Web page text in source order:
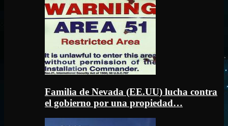
Familia de Nevada (EE.UU) lucha contra
el gobierno por una propiedad…